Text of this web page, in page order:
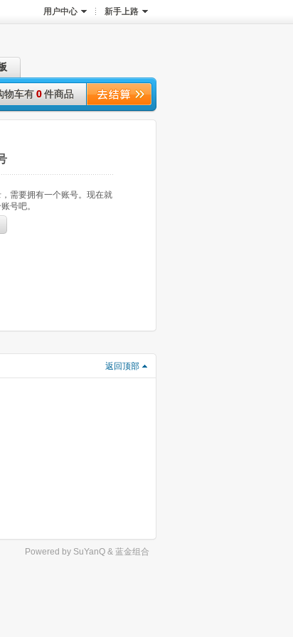
用户中心 新手上路
物车有0件商品
需要拥有一个账号。现在就
号吧。
返回顶部
Powered by SuYanQ & 蓝金组合